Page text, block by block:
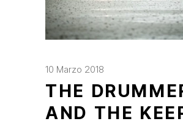
10 Marzo 2018
THE
AND THE